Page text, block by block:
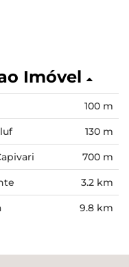
Imóvel
100 m
130 m
700 m
3.2 km
9.8 km